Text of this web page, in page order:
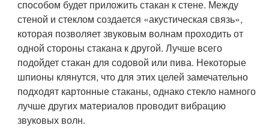
способом будет приложить стакан к стене. Между
стеной и стеклом создается «акустическая связь»,
которая позволяет звуковым волнам проходить от
одной стороны стакана к другой. Лучше всего
подойдет стакан для содовой или пива. Некоторые
шпионы клянутся, что для этих целей замечательно
подходят картонные стаканы, однако стекло намного
лучше других материалов проводит вибрацию
звуковых волн.